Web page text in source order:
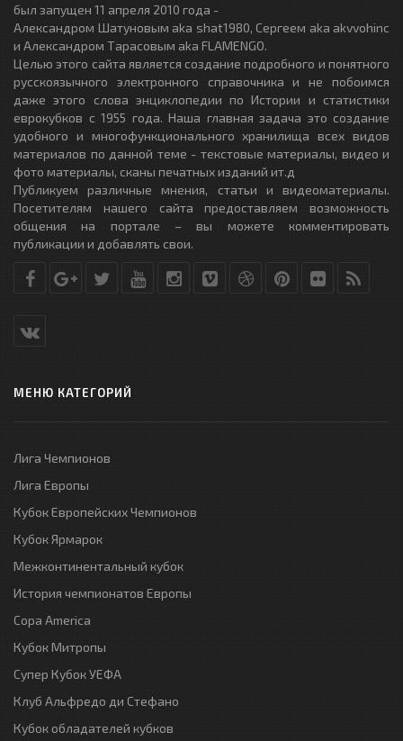
был запущен 11 апреля 2010 года -
Александром Шатуновым aka shat1980, Сергеем aka akvvohinc
и Александром Тарасовым aka FLAMENGO.
Целью этого сайта является создание подробного и понятного
русскоязычного электронного справочника и не побоимся
даже этого слова энциклопедии по Истории и статистики
еврокубков с 1955 года. Наша главная задача это создание
удобного и многофункционального хранилища всех видов
материалов по данной теме - текстовые материалы, видео и
фото материалы, сканы печатных изданий ит.д
Публикуем различные мнения, статьи и видеоматериалы.
Посетителям нашего сайта предоставляем возможность
общения на портале – вы можете комментировать
публикации и добавлять свои.
МЕНЮ КАТЕГОРИЙ
Лига Чемпионов
Лига Европы
Кубок Европейских Чемпионов
Кубок Ярмарок
Межконтинентальный кубок
История чемпионатов Европы
Copa America
Кубок Митропы
Супер Кубок УЕФА
Клуб Альфредо ди Стефано
Кубок обладателей кубков